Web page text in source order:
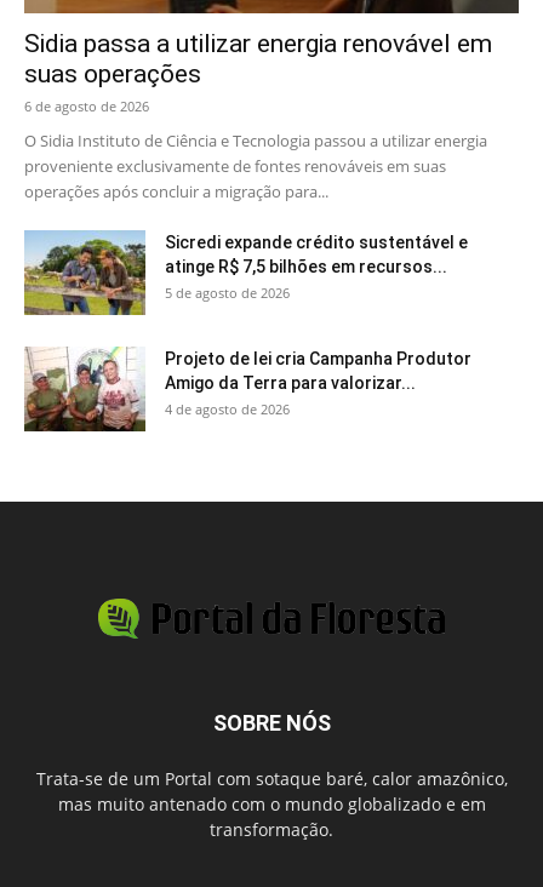
Sidia passa a utilizar energia renovável em
suas operações
6 de agosto de 2026
O Sidia Instituto de Ciência e Tecnologia passou a utilizar energia
proveniente exclusivamente de fontes renováveis em suas
operações após concluir a migração para...
Sicredi expande crédito sustentável e
atinge R$ 7,5 bilhões em recursos...
5 de agosto de 2026
Projeto de lei cria Campanha Produtor
Amigo da Terra para valorizar...
4 de agosto de 2026
SOBRE NÓS
Trata-se de um Portal com sotaque baré, calor amazônico,
mas muito antenado com o mundo globalizado e em
transformação.